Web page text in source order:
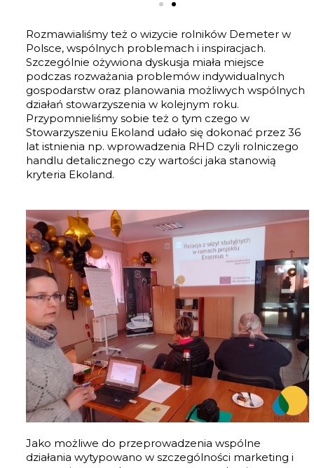
Rozmawialiśmy też o wizycie rolników Demeter w
Polsce, wspólnych problemach i inspiracjach.
Szczególnie ożywiona dyskusja miała miejsce
podczas rozważania problemów indywidualnych
gospodarstw oraz planowania możliwych wspólnych
działań stowarzyszenia w kolejnym roku.
Przypomnieliśmy sobie też o tym czego w
Stowarzyszeniu Ekoland udało się dokonać przez 36
lat istnienia np. wprowadzenia RHD czyli rolniczego
handlu detalicznego czy wartości jaka stanowią
kryteria Ekoland.
Jako możliwe do przeprowadzenia wspólne
działania wytypowano w szczególności marketing i